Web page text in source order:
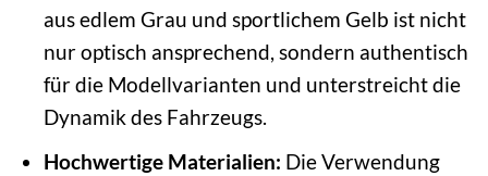
aus edlem Grau und sportlichem Gelb ist nicht
nur optisch ansprechend, sondern authentisch
für die Modellvarianten und unterstreicht die
Dynamik des Fahrzeugs.
Hochwertige Materialien: Die Verwendung